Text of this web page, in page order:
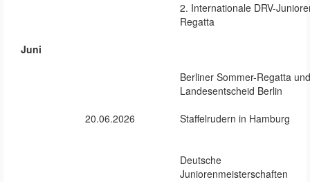
2. Internationale DRV-
Regatta
Juni
Berliner Sommer-Regatta und
Landesentscheid Berlin
20.06.2026
Staffelrudern in Hamburg
Deutsche
Juniorenmeisterschaften